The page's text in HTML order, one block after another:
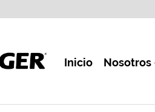
Inicio Nosotros